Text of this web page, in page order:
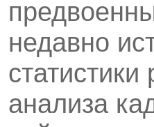
недавно
анализа